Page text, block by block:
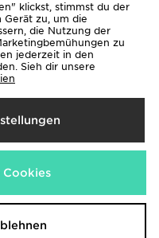
klickst, stimmst du der
Gerät zu, um die
die Nutzung der
zu
jederzeit in den
Sieh dir unsere